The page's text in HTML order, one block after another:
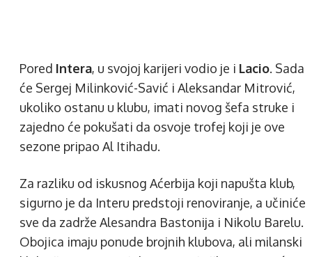
Pored Intera, u svojoj karijeri vodio je i Lacio. Sada
će Sergej Milinković-Savić i Aleksandar Mitrović,
ukoliko ostanu u klubu, imati novog šefa struke i
zajedno će pokušati da osvoje trofej koji je ove
sezone pripao Al Itihadu.
Za razliku od iskusnog Aćerbija koji napušta klub,
sigurno je da Interu predstoji renoviranje, a učiniće
sve da zadrže Alesandra Bastonija i Nikolu Barelu.
Obojica imaju ponude brojnih klubova, ali milanski